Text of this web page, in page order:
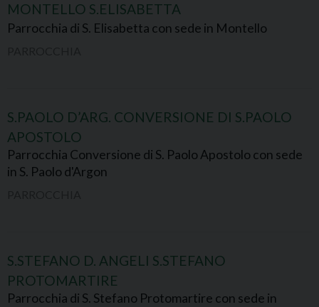
MONTELLO S.ELISABETTA
Parrocchia di S. Elisabetta con sede in Montello
S.PAOLO D’ARG. CONVERSIONE DI S.PAOLO
APOSTOLO
Parrocchia Conversione di S. Paolo Apostolo con sede
in S. Paolo d'Argon
S.STEFANO D. ANGELI S.STEFANO
PROTOMARTIRE
Parrocchia di S. Stefano Protomartire con sede in